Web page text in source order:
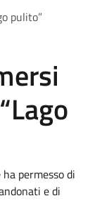
pulito”
permesso di
e di